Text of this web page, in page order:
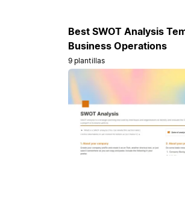
Best SWOT Analysis
Business Operations
9 plantillas